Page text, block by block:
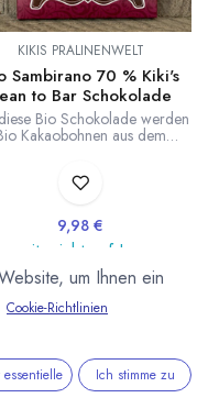
KIKIS PRALINENWELT
Sambirano 70 % Kiki's
to Bar Schokolade
Bio Schokolade werden
Kakaobohnen aus dem
Kiki's Pralinenwelt von der
In Kleinstproduktion
wenigen Kilogramm werden
Kakaobohnen geröstet und
über mehrere Tage
Kakaoanteil: 70 %. 75
g Tafel. DE-ÖKO-006
9,98 €
nicht auf Lager
(133,07€ /1 kg )
um Ihnen ein
Cookie-Richtlinien
Ich stimme zu